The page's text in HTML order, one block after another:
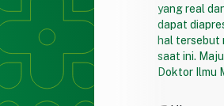
yang real
dapat
hal tersebut
saat ini.
Doktor Ilmu